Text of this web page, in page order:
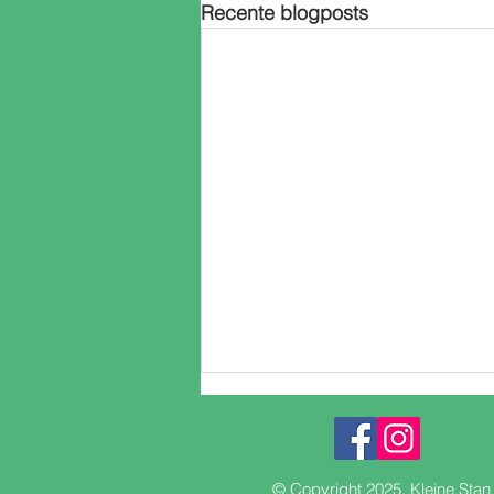
Recente blogposts
© Copyright 2025, Kleine Stan